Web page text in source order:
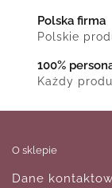
Polska firma
Polskie
100%
Każdy
O sklepie
Dane